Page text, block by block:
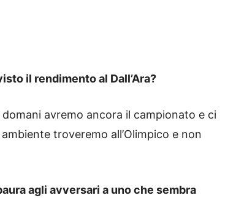
il rendimento al Dall’Ara?
avremo ancora il campionato e ci
troveremo all’Olimpico e non
agli avversari a uno che sembra